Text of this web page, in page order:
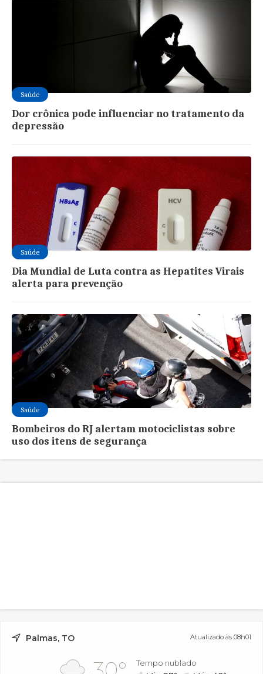
Saúde
Dor crônica pode influenciar no tratamento da
depressão
Saúde
Dia Mundial de Luta contra as Hepatites Virais
alerta para prevenção
Saúde
Bombeiros do RJ alertam motociclistas sobre
uso dos itens de segurança
Palmas, TO Atualizado às 08h01
Tempo nublado